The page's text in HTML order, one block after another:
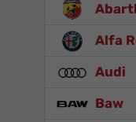
Alfa
Audi
Baw